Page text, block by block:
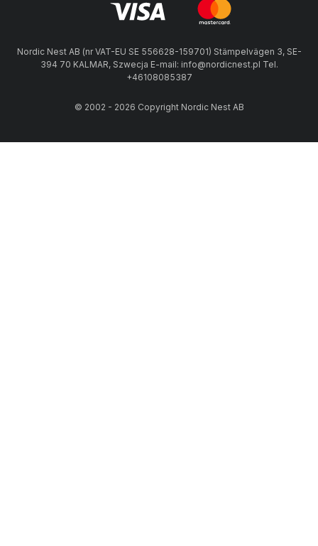
Nordic Nest AB (nr VAT-EU SE 556628-159701) Stämpelvägen 3, SE-
394 70 KALMAR, Szwecja E-mail: info@nordicnest.pl Tel.
+46108085387
© 2002 - 2026 Copyright Nordic Nest AB